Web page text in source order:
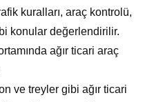
kuralları, araç kontrolü,
konular değerlendirilir.
ağır ticari araç
ve treyler gibi ağır ticari